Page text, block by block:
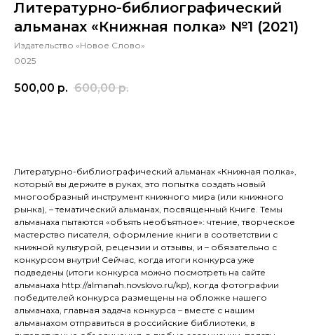
Литературно-библиографический
альманах «Книжная полка» №1 (2021)
Издательство «Новое Слово»
0025
500,00 р. 600,00 р.
Литературно-библиографический альманах «Книжная полка»,
который вы держите в руках, это попытка создать новый
многообразный инструмент книжного мира (или книжного
рынка), – тематический альманах, посвященный Книге. Темы
альманаха пытаются «объять необъятное»: чтение, творческое
мастерство писателя, оформление книги в соответствии с
книжной культурой, рецензии и отзывы, и – обязательно с
конкурсом внутри! Сейчас, когда итоги конкурса уже
подведены (итоги конкурса можно посмотреть на сайте
альманаха http://almanah.novslovo.ru/kp), когда фотографии
победителей конкурса размещены на обложке нашего
альманаха, главная задача конкурса – вместе с нашим
альманахом отправиться в российские библиотеки, в